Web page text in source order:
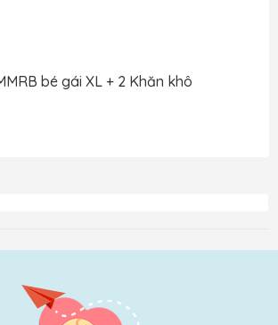
bé gái XL + 2 Khăn khô